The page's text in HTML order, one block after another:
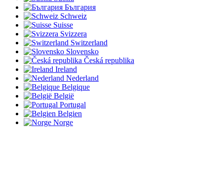
България
Schweiz
Suisse
Svizzera
Switzerland
Slovensko
Česká republika
Ireland
Nederland
Belgique
België
Portugal
Belgien
Norge